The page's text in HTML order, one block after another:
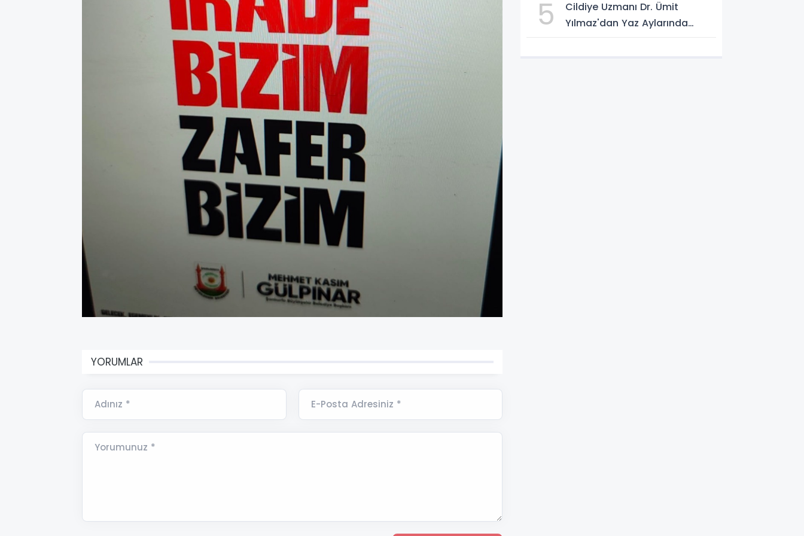
YORUMLAR
Adınız * E-Posta Adresiniz *
Yorumunuz *
5
Cildiye Uzmanı Dr. Ümit
Yılmaz'dan Yaz Aylarında